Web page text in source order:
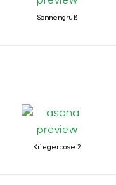
Sonnengruß
Kriegerpose 2